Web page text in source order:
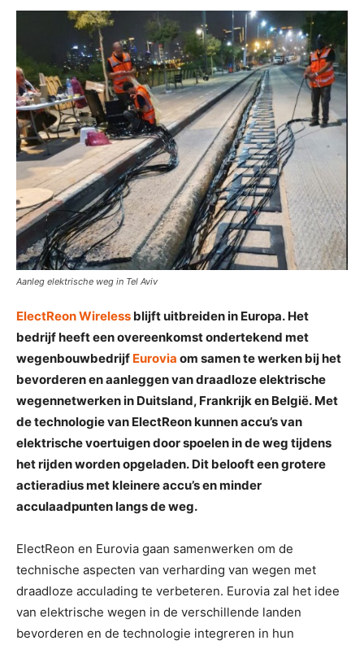
Aanleg elektrische weg in Tel Aviv
ElectReon Wireless blijft uitbreiden in Europa. Het
bedrijf heeft een overeenkomst ondertekend met
wegenbouwbedrijf Eurovia om samen te werken bij het
bevorderen en aanleggen van draadloze elektrische
wegennetwerken in Duitsland, Frankrijk en België. Met
de technologie van ElectReon kunnen accu’s van
elektrische voertuigen door spoelen in de weg tijdens
het rijden worden opgeladen. Dit belooft een grotere
actieradius met kleinere accu’s en minder
acculaadpunten langs de weg.
ElectReon en Eurovia gaan samenwerken om de
technische aspecten van verharding van wegen met
draadloze acculading te verbeteren. Eurovia zal het idee
van elektrische wegen in de verschillende landen
bevorderen en de technologie integreren in hun